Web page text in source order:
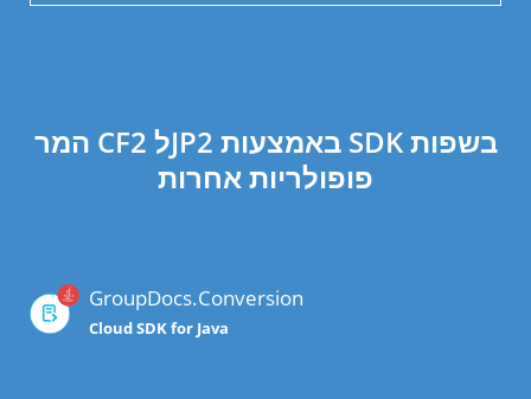
המר CF2 לJP2 באמצעות SDK בשפות
פופולריות אחרות
GroupDocs.Conversion
Cloud SDK for Java